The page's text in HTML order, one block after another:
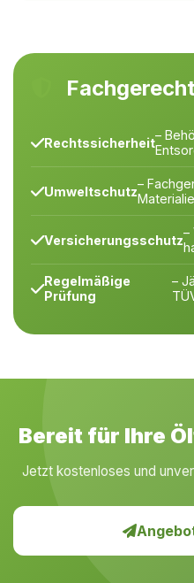
Rechtssicherheit–
Umweltschutz–
Versicherungsschutz–
Regelmäßige
Prüfung
–
Bereit für Ihre
Jetzt kostenloses und